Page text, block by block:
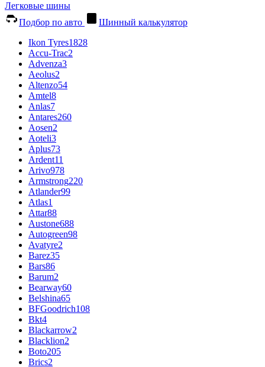
Легковые шины
Подбор по авто
Шинный калькулятор
Ikon Tyres1828
Accu-Trac2
Advenza3
Aeolus2
Altenzo54
Amtel8
Anlas7
Antares260
Aosen2
Aoteli3
Aplus73
Ardent11
Arivo978
Armstrong220
Atlander99
Atlas1
Attar88
Austone688
Autogreen98
Avatyre2
Barez35
Bars86
Barum2
Bearway60
Belshina65
BFGoodrich108
Bkt4
Blackarrow2
Blacklion2
Boto205
Brics2